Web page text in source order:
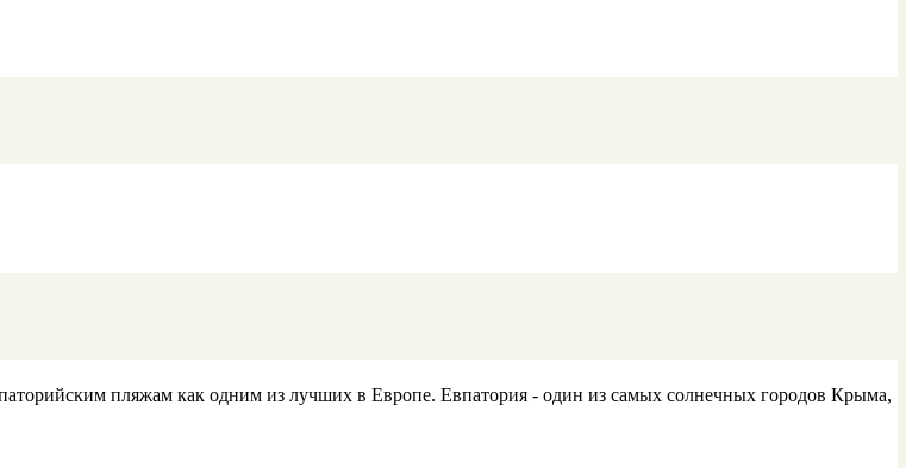
пляжам как одним из лучших в Европе. Евпатория - один из самых солнечных городов Крыма,